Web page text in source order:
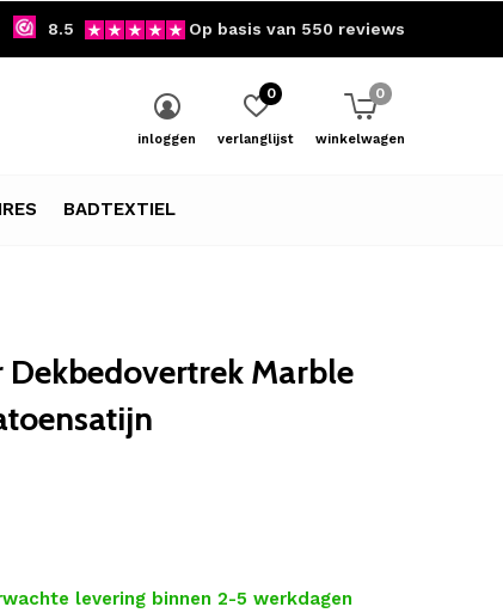
BADTEXTIEL
inloggen verlanglijst
0
winkelwagen
0
8.5 Op basis van 550 reviews
Dekbedovertrek Marble
levering binnen 2-5 werkdagen